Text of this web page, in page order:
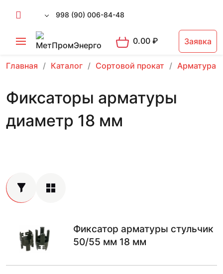
998 (90) 006-84-48
0.00₽ Заявка
Главная Каталог Сортовой прокат Арматура
Фиксаторы арматуры
диаметр 18 мм
Фиксатор арматуры стульчик
50/55 мм 18 мм